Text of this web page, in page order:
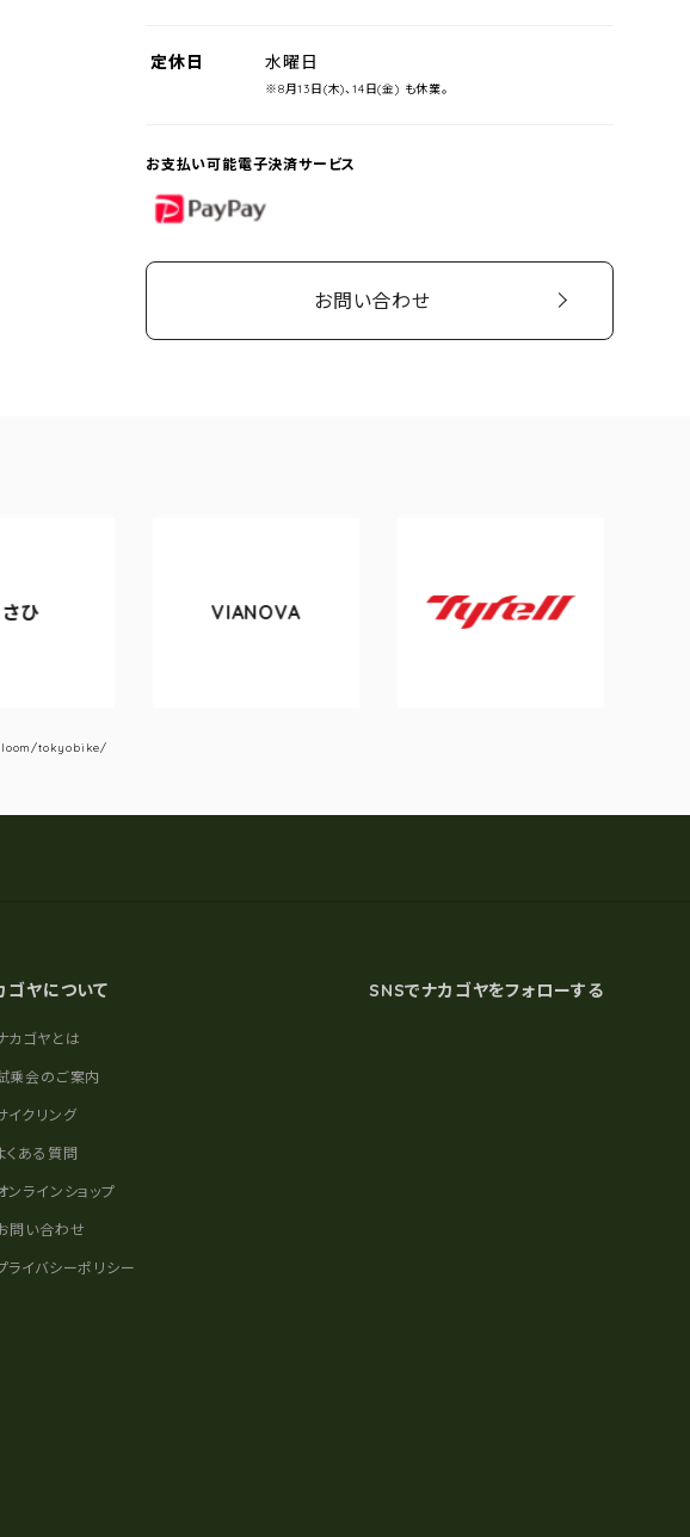
定休日 水曜日
※8月13日(木)、14日(金) も休業。
お支払い可能電子決済サービス
PayPay
お問い合わせ
VIANOVA
Tyrell
tokyobike/
ゴヤについて
カゴヤとは
乗会のご案内
イクリング
くある質問
ンラインショップ
問い合わせ
ライバシーポリシー
SNSでナカゴヤをフォローする